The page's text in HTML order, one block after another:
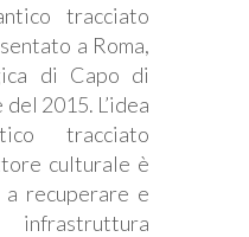
tracciato
a Roma,
di Capo di
2015. L’idea
tracciato
culturale è
recuperare e